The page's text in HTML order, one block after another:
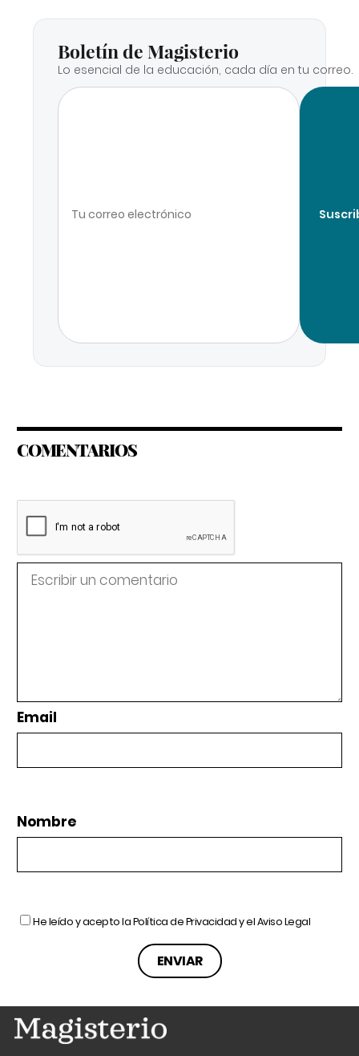
Boletín de Magisterio
Lo esencial de la educación, cada día en tu correo.
COMENTARIOS
Email
Nombre
He leído y acepto laPolítica de Privacidady elAviso Legal